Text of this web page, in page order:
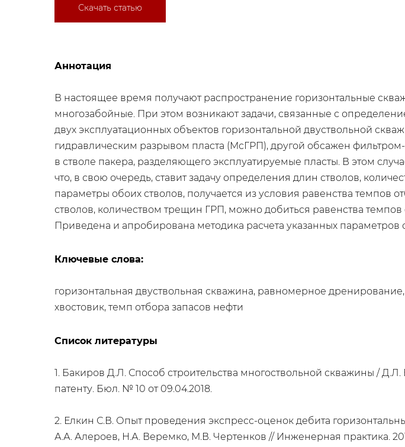
Скачать статью
Аннотация
В настоящее время получают распространение горизонтальные
многозабойные. При этом возникают задачи, связанные с
двух эксплуатационных объектов горизонтальной двуствольной
гидравлическим разрывом пласта (МсГРП), другой обсажен
в стволе пакера, разделяющего эксплуатируемые пласты. В этом
что, в свою очередь, ставит задачу определения длин стволов,
параметры обоих стволов, получается из условия равенства
стволов, количеством трещин ГРП, можно добиться равенства
Приведена и апробирована методика расчета указанных
Ключевые слова:
​горизонтальная двуствольная скважина, равномерное
хвостовик, темп отбора запасов нефти
Список литературы
1. Бакиров Д.Л. Способ строительства многоствольной скважины /
патенту. Бюл. № 10 от 09.04.2018.
2. Елкин С.В. Опыт проведения экспресс-оценок дебита
А.А. Алероев, Н.А. Веремко, М.В. Чертенков // Инженерная практика.